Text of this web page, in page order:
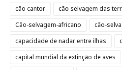
cão cantor
cão selvagem das
Cão-selvagem-africano
cão-
capacidade de nadar entre ilhas
capital mundial da extinção de aves